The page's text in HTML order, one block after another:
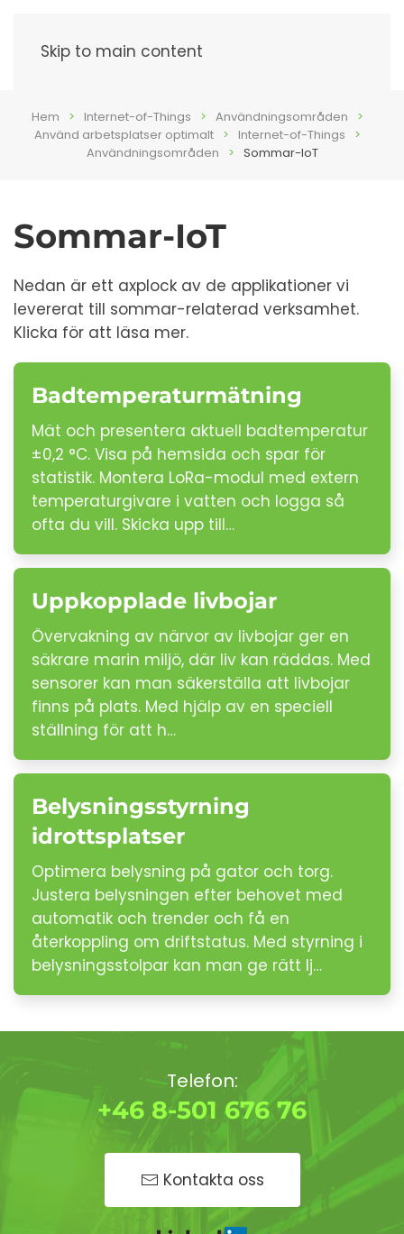
Skip to main content
Hem Internet-of-Things
Användningsområden
Använd arbetsplatser optimalt
Internet-of-Things
Användningsområden
Sommar-IoT
Sommar-IoT
Nedan är ett axplock av de applikationer vi
levererat till sommar-relaterad verksamhet.
Klicka för att läsa mer.
Badtemperaturmätning
Mät och presentera aktuell badtemperatur
±0,2 °C. Visa på hemsida och spar för
statistik. Montera LoRa-modul med extern
temperaturgivare i vatten och logga så
ofta du vill. Skicka upp till…
Uppkopplade livbojar
Övervakning av närvor av livbojar ger en
säkrare marin miljö, där liv kan räddas. Med
sensorer kan man säkerställa att livbojar
finns på plats. Med hjälp av en speciell
ställning för att h…
Belysningsstyrning
idrottsplatser
Optimera belysning på gator och torg.
Justera belysningen efter behovet med
automatik och trender och få en
återkoppling om driftstatus. Med styrning i
belysningsstolpar kan man ge rätt lj…
Telefon:
+46 8-501 676 76
Kontakta oss